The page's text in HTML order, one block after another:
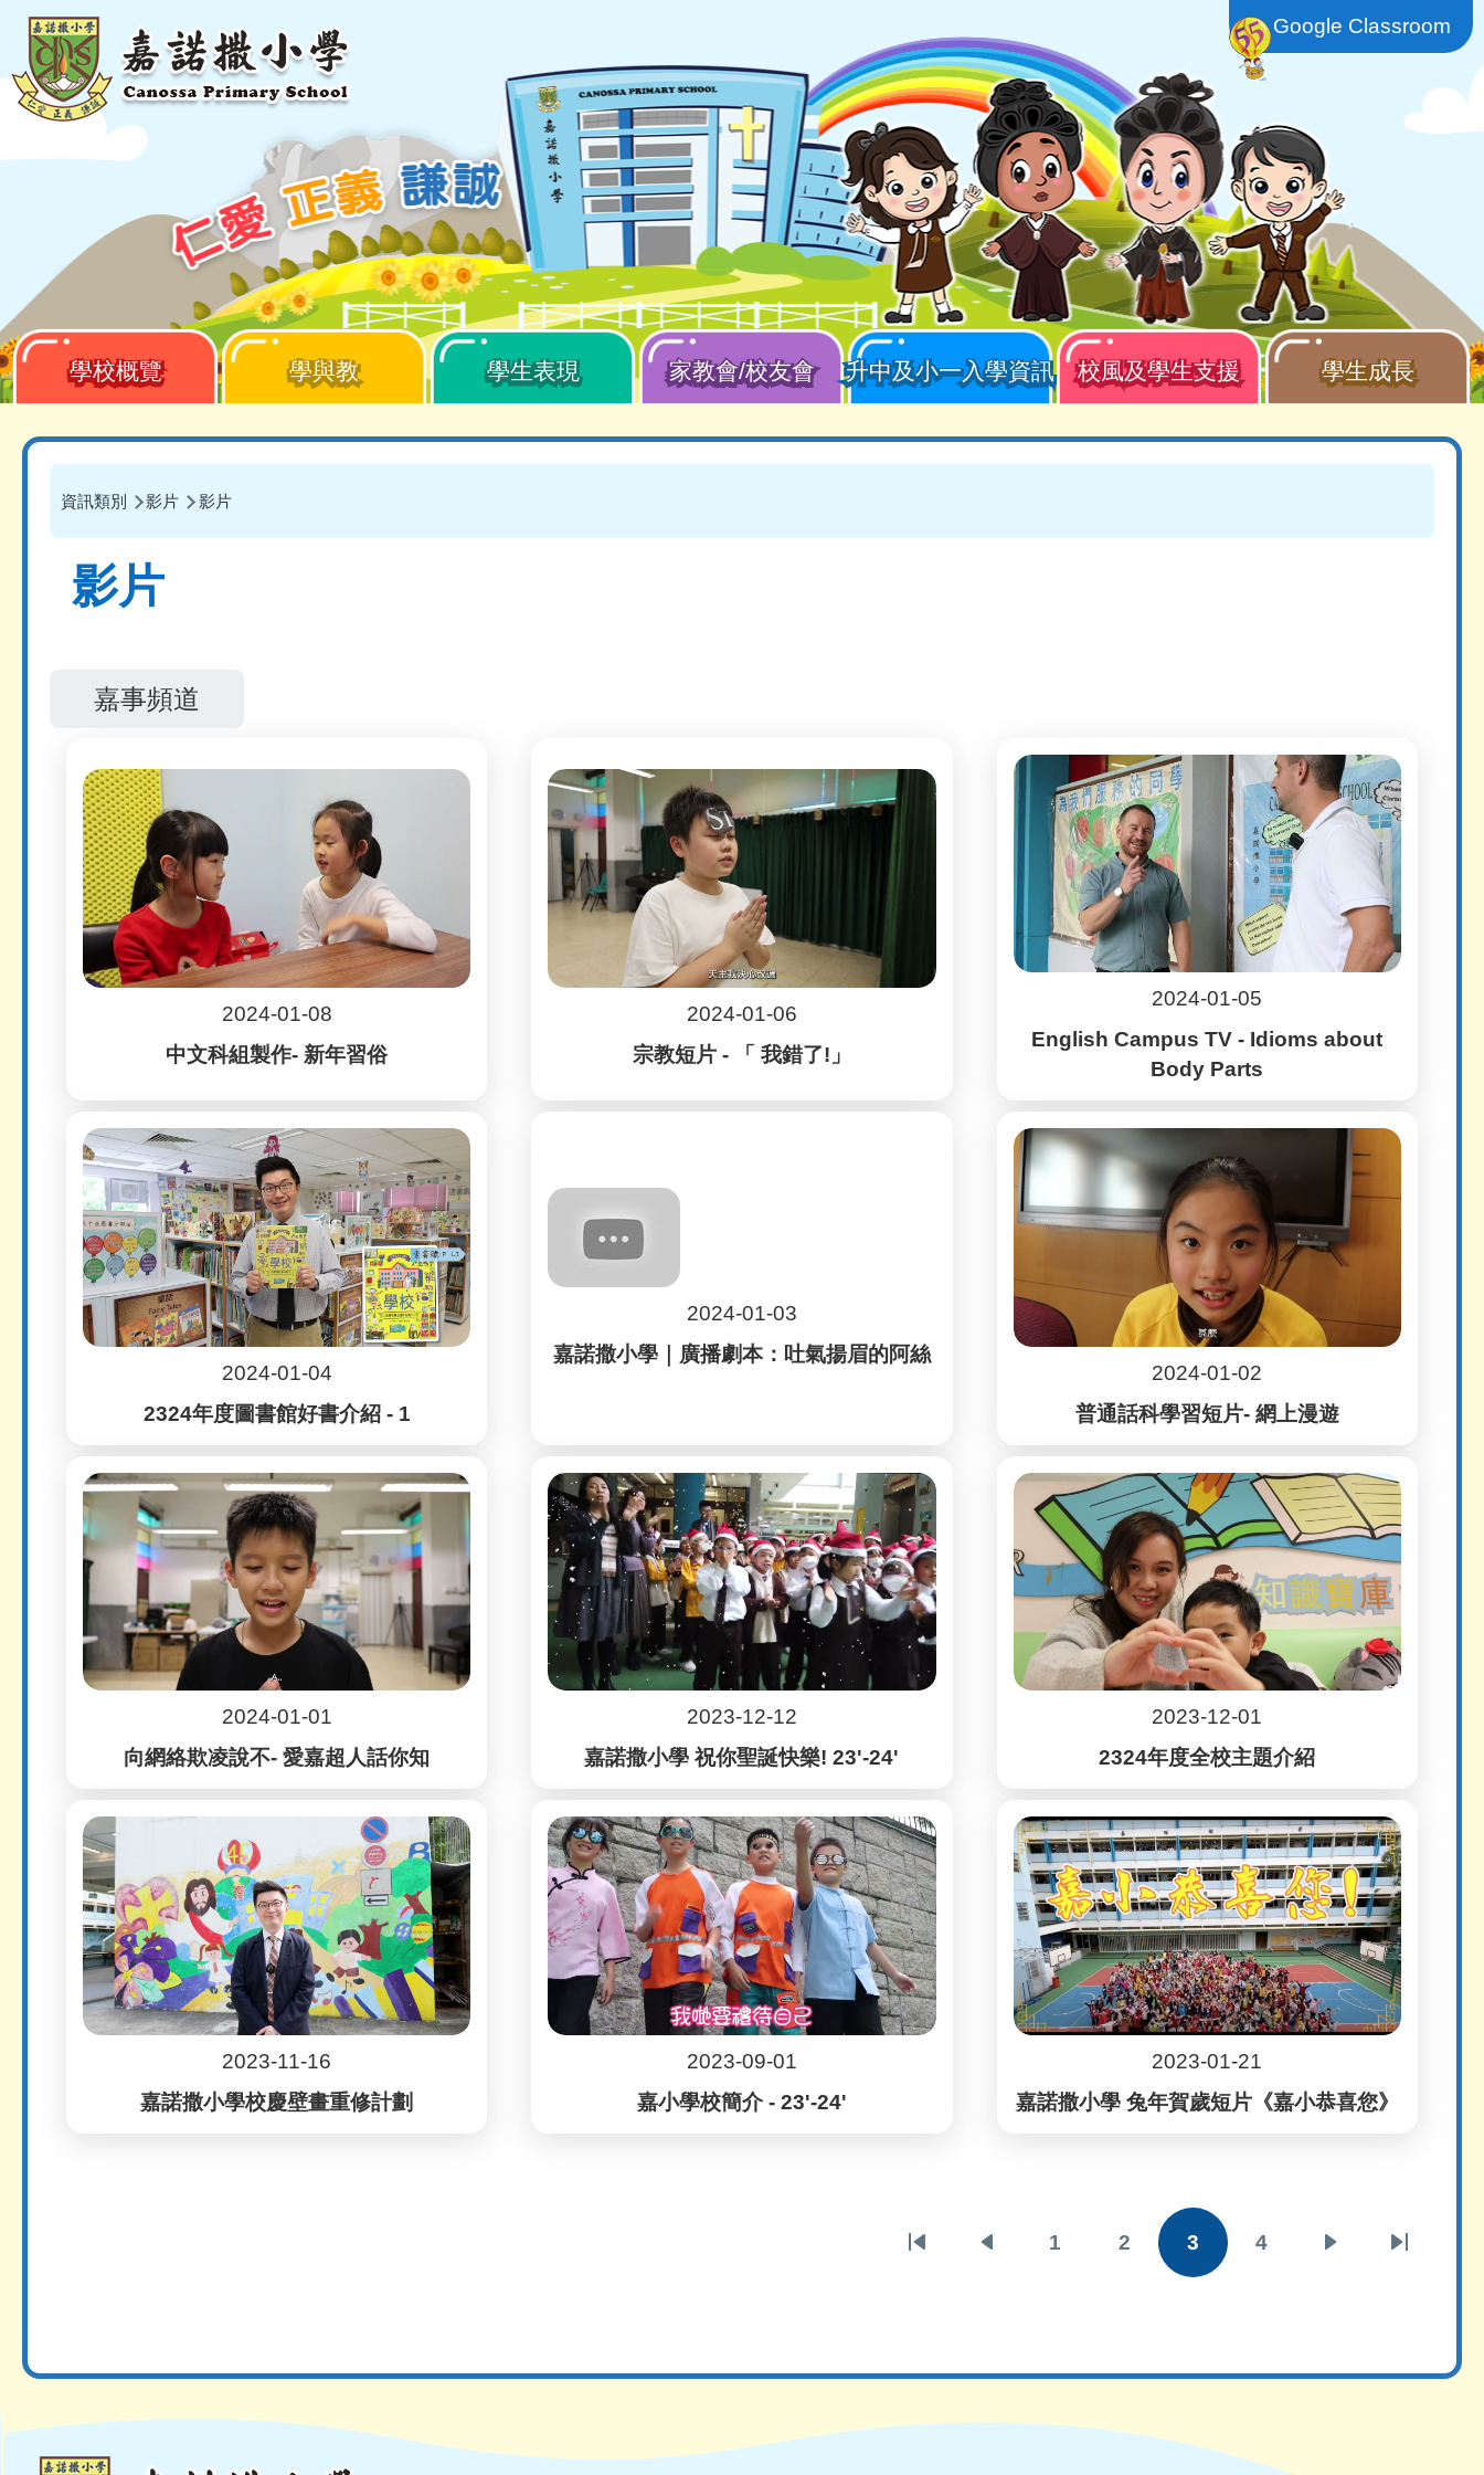
移至主內容 Google Classroom
Main
navigation
學校概覽 學與教 學生表現 家教會/校友會 升中及小一入學資訊 校風及學生支援 學生成長
導
航
連
資訊類別 影片 影片
影片
嘉事頻道
2024-01-08
中文科組製作- 新年習俗
2024-01-06
宗教短片 - 「 我錯了!」
2024-01-05
English Campus TV - Idioms about
Body Parts
2024-01-04
2324年度圖書館好書介紹 - 1
2024-01-03
嘉諾撒小學｜廣播劇本：吐氣揚眉的阿絲
2024-01-02
普通話科學習短片- 網上漫遊
2024-01-01
向網絡欺凌說不- 愛嘉超人話你知
2023-12-12
嘉諾撒小學 祝你聖誕快樂! 23'-24'
2023-12-01
2324年度全校主題介紹
2023-11-16
嘉諾撒小學校慶壁畫重修計劃
2023-09-01
嘉小學校簡介 - 23'-24'
2023-01-21
嘉諾撒小學 兔年賀歲短片《嘉小恭喜您》
First
Previous
頁
1
頁
2
目
3
頁
4
Last